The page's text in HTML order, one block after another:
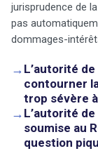
jurisprudence de
pas
dommages-
→ L’autorité
contourner
trop sévère
→ L’autorité
soumise au
question